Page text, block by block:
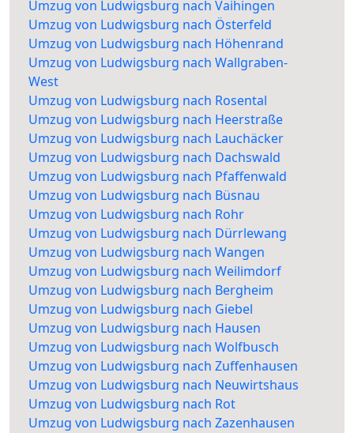
Umzug von Ludwigsburg nach Vaihingen
Umzug von Ludwigsburg nach Österfeld
Umzug von Ludwigsburg nach Höhenrand
Umzug von Ludwigsburg nach Wallgraben-
West
Umzug von Ludwigsburg nach Rosental
Umzug von Ludwigsburg nach Heerstraße
Umzug von Ludwigsburg nach Lauchäcker
Umzug von Ludwigsburg nach Dachswald
Umzug von Ludwigsburg nach Pfaffenwald
Umzug von Ludwigsburg nach Büsnau
Umzug von Ludwigsburg nach Rohr
Umzug von Ludwigsburg nach Dürrlewang
Umzug von Ludwigsburg nach Wangen
Umzug von Ludwigsburg nach Weilimdorf
Umzug von Ludwigsburg nach Bergheim
Umzug von Ludwigsburg nach Giebel
Umzug von Ludwigsburg nach Hausen
Umzug von Ludwigsburg nach Wolfbusch
Umzug von Ludwigsburg nach Zuffenhausen
Umzug von Ludwigsburg nach Neuwirtshaus
Umzug von Ludwigsburg nach Rot
Umzug von Ludwigsburg nach Zazenhausen